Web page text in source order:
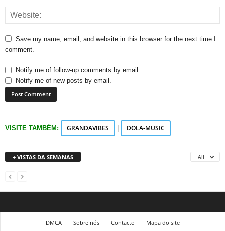
Save my name, email, and website in this browser for the next time I
comment.
Notify me of follow-up comments by email.
Notify me of new posts by email.
VISITE TAMBÉM: GRANDAVIBES DOLA-MUSIC
+ VISTAS DA SEMANAS All
DMCA Sobre nós Contacto Mapa do site